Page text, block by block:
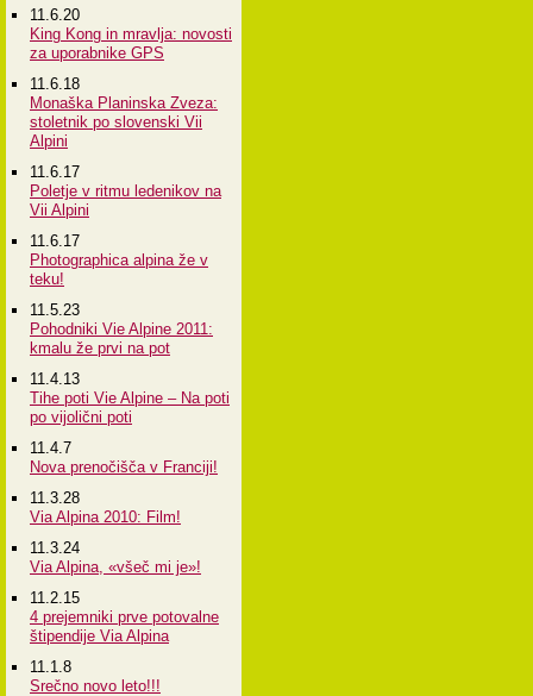
11.6.20
King Kong in mravlja: novosti
za uporabnike GPS
11.6.18
Monaška Planinska Zveza:
stoletnik po slovenski Vii
Alpini
11.6.17
Poletje v ritmu ledenikov na
Vii Alpini
11.6.17
Photographica alpina že v
teku!
11.5.23
Pohodniki Vie Alpine 2011:
kmalu že prvi na pot
11.4.13
Tihe poti Vie Alpine – Na poti
po vijolični poti
11.4.7
Nova prenočišča v Franciji!
11.3.28
Via Alpina 2010: Film!
11.3.24
Via Alpina, «všeč mi je»!
11.2.15
4 prejemniki prve potovalne
štipendije Via Alpina
11.1.8
Srečno novo leto!!!